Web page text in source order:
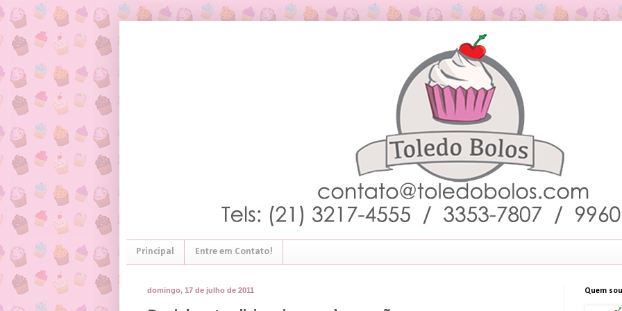
Principal Entre em Contato!
domingo, 17 de julho de 2011 Quem